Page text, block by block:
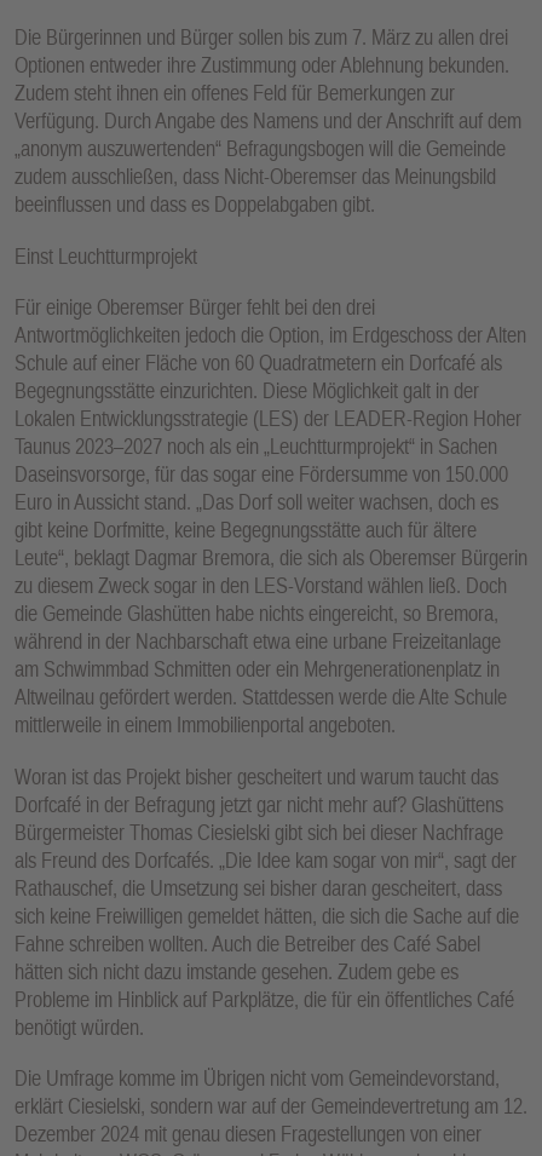
Die Bürgerinnen und Bürger sollen bis zum 7. März zu allen drei
Optionen entweder ihre Zustimmung oder Ablehnung bekunden.
Zudem steht ihnen ein offenes Feld für Bemerkungen zur
Verfügung. Durch Angabe des Namens und der Anschrift auf dem
„anonym auszuwertenden“ Befragungsbogen will die Gemeinde
zudem ausschließen, dass Nicht-Oberemser das Meinungsbild
beeinflussen und dass es Doppelabgaben gibt.
Einst Leuchtturmprojekt
Für einige Oberemser Bürger fehlt bei den drei
Antwortmöglichkeiten jedoch die Option, im Erdgeschoss der Alten
Schule auf einer Fläche von 60 Quadratmetern ein Dorfcafé als
Begegnungsstätte einzurichten. Diese Möglichkeit galt in der
Lokalen Entwicklungsstrategie (LES) der LEADER-Region Hoher
Taunus 2023–2027 noch als ein „Leuchtturmprojekt“ in Sachen
Daseinsvorsorge, für das sogar eine Fördersumme von 150.000
Euro in Aussicht stand. „Das Dorf soll weiter wachsen, doch es
gibt keine Dorfmitte, keine Begegnungsstätte auch für ältere
Leute“, beklagt Dagmar Bremora, die sich als Oberemser Bürgerin
zu diesem Zweck sogar in den LES-Vorstand wählen ließ. Doch
die Gemeinde Glashütten habe nichts eingereicht, so Bremora,
während in der Nachbarschaft etwa eine urbane Freizeitanlage
am Schwimmbad Schmitten oder ein Mehrgenerationenplatz in
Altweilnau gefördert werden. Stattdessen werde die Alte Schule
mittlerweile in einem Immobilienportal angeboten.
Woran ist das Projekt bisher gescheitert und warum taucht das
Dorfcafé in der Befragung jetzt gar nicht mehr auf? Glashüttens
Bürgermeister Thomas Ciesielski gibt sich bei dieser Nachfrage
als Freund des Dorfcafés. „Die Idee kam sogar von mir“, sagt der
Rathauschef, die Umsetzung sei bisher daran gescheitert, dass
sich keine Freiwilligen gemeldet hätten, die sich die Sache auf die
Fahne schreiben wollten. Auch die Betreiber des Café Sabel
hätten sich nicht dazu imstande gesehen. Zudem gebe es
Probleme im Hinblick auf Parkplätze, die für ein öffentliches Café
benötigt würden.
Die Umfrage komme im Übrigen nicht vom Gemeindevorstand,
erklärt Ciesielski, sondern war auf der Gemeindevertretung am 12.
Dezember 2024 mit genau diesen Fragestellungen von einer